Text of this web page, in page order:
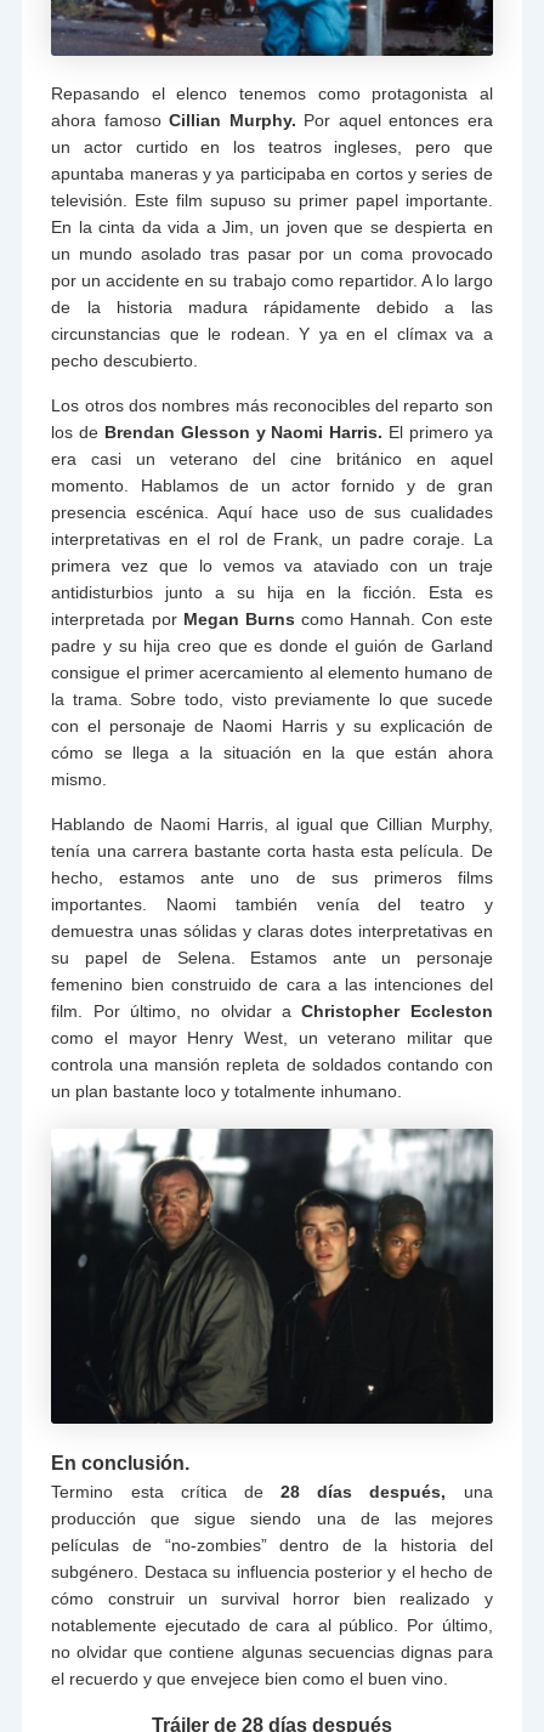
Repasando el elenco tenemos como protagonista al
ahora famosoCillian Murphy. Por aquel entonces era
un actor curtido en los teatros ingleses, pero que
apuntaba maneras y ya participaba en cortos y series de
televisión. Este film supuso su primer papel importante.
En la cinta da vida a Jim, un joven que se despierta en
un mundo asolado tras pasar por un coma provocado
por un accidente en su trabajo como repartidor. A lo largo
de la historia madura rápidamente debido a las
circunstancias que le rodean. Y ya en el clímax va a
pecho descubierto.
Los otros dos nombres más reconocibles del reparto son
los de Brendan Glesson y Naomi Harris. El primero ya
era casi un veterano del cine británico en aquel
momento. Hablamos de un actor fornido y de gran
presencia escénica. Aquí hace uso de sus cualidades
interpretativas en el rol de Frank, un padre coraje. La
primera vez que lo vemos va ataviado con un traje
antidisturbios junto a su hija en la ficción. Esta es
interpretada porMegan Burns como Hannah. Con este
padre y su hija creo que es donde el guión de Garland
consigue el primer acercamiento al elemento humano de
la trama. Sobre todo, visto previamente lo que sucede
con el personaje de Naomi Harris y su explicación de
cómo se llega a la situación en la que están ahora
mismo.
Hablando de Naomi Harris, al igual que Cillian Murphy,
tenía una carrera bastante corta hasta esta película. De
hecho, estamos ante uno de sus primeros films
importantes. Naomi también venía del teatro y
demuestra unas sólidas y claras dotes interpretativas en
su papel de Selena. Estamos ante un personaje
femenino bien construido de cara a las intenciones del
film. Por último, no olvidar a Christopher Eccleston
como el mayor Henry West, un veterano militar que
controla una mansión repleta de soldados contando con
un plan bastante loco y totalmente inhumano.
En conclusión.
Termino esta crítica de28 días después, una
producción que sigue siendo una de las mejores
películas de “no-zombies” dentro de la historia del
subgénero. Destaca su influencia posterior y el hecho de
cómo construir un survival horror bien realizado y
notablemente ejecutado de cara al público. Por último,
no olvidar que contiene algunas secuencias dignas para
el recuerdo y que envejece bien como el buen vino.
Tráiler de 28 días después